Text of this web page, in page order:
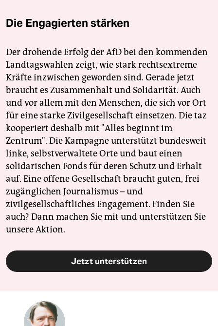
Die Engagierten stärken
Der drohende Erfolg der AfD bei den kommenden
Landtagswahlen zeigt, wie stark rechtsextreme
Kräfte inzwischen geworden sind. Gerade jetzt
braucht es Zusammenhalt und Solidarität. Auch
und vor allem mit den Menschen, die sich vor Ort
für eine starke Zivilgesellschaft einsetzen. Die taz
kooperiert deshalb mit "Alles beginnt im
Zentrum". Die Kampagne unterstützt bundesweit
linke, selbstverwaltete Orte und baut einen
solidarischen Fonds für deren Schutz und Erhalt
auf. Eine offene Gesellschaft braucht guten, frei
zugänglichen Journalismus – und
zivilgesellschaftliches Engagement. Finden Sie
auch? Dann machen Sie mit und unterstützen Sie
unsere Aktion.
Jetzt unterstützen